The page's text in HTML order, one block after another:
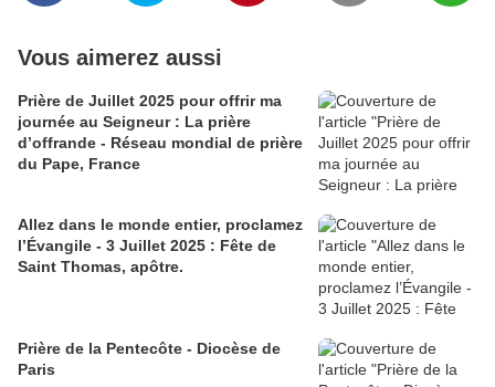
Vous aimerez aussi
Prière de Juillet 2025 pour offrir ma
journée au Seigneur : La prière
d’offrande - Réseau mondial de prière
du Pape, France
Allez dans le monde entier, proclamez
l’Évangile - 3 Juillet 2025 : Fête de
Saint Thomas, apôtre.
Prière de la Pentecôte - Diocèse de
Paris